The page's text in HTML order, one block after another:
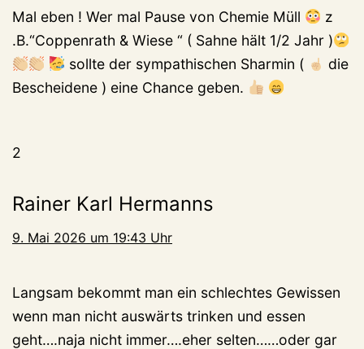
Mal eben ! Wer mal Pause von Chemie Müll
z
.B.“Coppenrath & Wiese “ ( Sahne hält 1/2 Jahr )
sollte der sympathischen Sharmin (
die
Bescheidene ) eine Chance geben.
2
Rainer Karl Hermanns
9. Mai 2026 um 19:43 Uhr
Langsam bekommt man ein schlechtes Gewissen
wenn man nicht auswärts trinken und essen
geht….naja nicht immer….eher selten……oder gar